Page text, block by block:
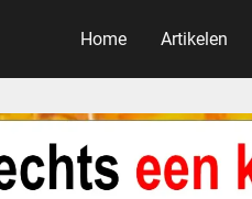
Home Artikelen